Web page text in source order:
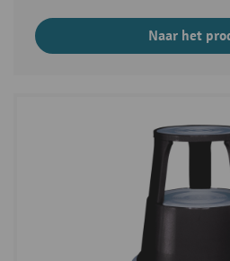
Naar het